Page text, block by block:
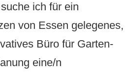
ich für ein
von Essen gelegenes,
Büro für Garten-
eine/n